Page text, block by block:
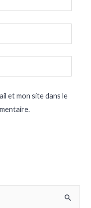
et mon site dans le